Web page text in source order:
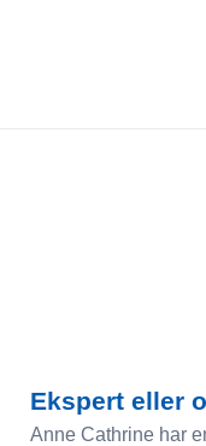
Ekspert eller
Anne Cathrine har